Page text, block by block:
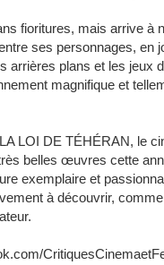
fioritures, mais arrive à
ses personnages, en
arrières plans et les jeux
magnifique et
LOI DE TÉHÉRAN, le
belles œuvres cette
exemplaire et
à découvrir, comme